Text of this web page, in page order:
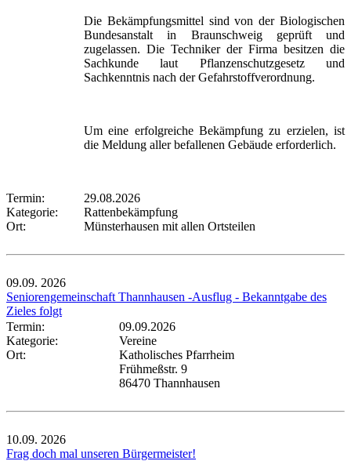
Die Bekämpfungsmittel sind von der Biologischen
Bundesanstalt in Braunschweig geprüft und
zugelassen. Die Techniker der Firma besitzen die
Sachkunde laut Pflanzenschutzgesetz und
Sachkenntnis nach der Gefahrstoffverordnung.
Um eine erfolgreiche Bekämpfung zu erzielen, ist
die Meldung aller befallenen Gebäude erforderlich.
Termin:
29.08.2026
Kategorie:
Rattenbekämpfung
Ort:
Münsterhausen mit allen Ortsteilen
09.09. 2026
Seniorengemeinschaft Thannhausen -Ausflug - Bekanntgabe des
Zieles folgt
Termin:
09.09.2026
Kategorie:
Vereine
Ort:
Katholisches Pfarrheim
Frühmeßstr. 9
86470 Thannhausen
10.09. 2026
Frag doch mal unseren Bürgermeister!